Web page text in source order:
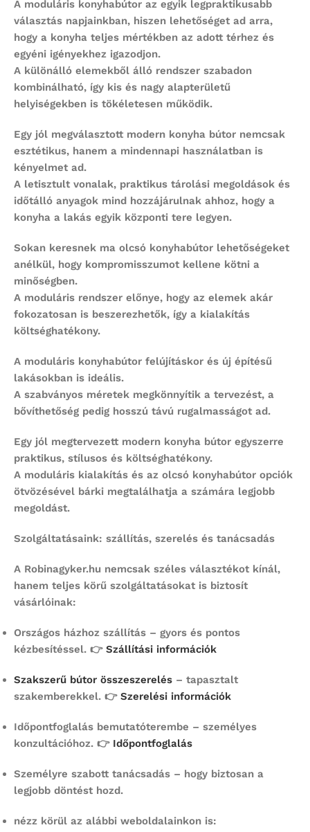
A moduláris konyhabútor az egyik legpraktikusabb
választás napjainkban, hiszen lehetőséget ad arra,
hogy a konyha teljes mértékben az adott térhez és
egyéni igényekhez igazodjon.
A különálló elemekből álló rendszer szabadon
kombinálható, így kis és nagy alapterületű
helyiségekben is tökéletesen működik.
Egy jól megválasztott modern konyha bútor nemcsak
esztétikus, hanem a mindennapi használatban is
kényelmet ad.
A letisztult vonalak, praktikus tárolási megoldások és
időtálló anyagok mind hozzájárulnak ahhoz, hogy a
konyha a lakás egyik központi tere legyen.
Sokan keresnek ma olcsó konyhabútor lehetőségeket
anélkül, hogy kompromisszumot kellene kötni a
minőségben.
A moduláris rendszer előnye, hogy az elemek akár
fokozatosan is beszerezhetők, így a kialakítás
költséghatékony.
A moduláris konyhabútor felújításkor és új építésű
lakásokban is ideális.
A szabványos méretek megkönnyítik a tervezést, a
bővíthetőség pedig hosszú távú rugalmasságot ad.
Egy jól megtervezett modern konyha bútor egyszerre
praktikus, stílusos és költséghatékony.
A moduláris kialakítás és az olcsó konyhabútor opciók
ötvözésével bárki megtalálhatja a számára legjobb
megoldást.
Szolgáltatásaink: szállítás, szerelés és tanácsadás
A Robinagyker.hu nemcsak széles választékot kínál,
hanem teljes körű szolgáltatásokat is biztosít
vásárlóinak:
Országos házhoz szállítás – gyors és pontos
kézbesítéssel. 👉 Szállítási információk
Szakszerű bútor összeszerelés – tapasztalt
szakemberekkel. 👉 Szerelési információk
Időpontfoglalás bemutatóterembe – személyes
konzultációhoz. 👉 Időpontfoglalás
Személyre szabott tanácsadás – hogy biztosan a
legjobb döntést hozd.
nézz körül az alábbi weboldalainkon is: